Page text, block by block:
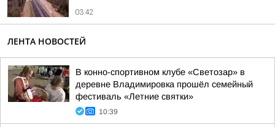
03:42
ЛЕНТА НОВОСТЕЙ
В конно-спортивном клубе «Светозар» в
деревне Владимировка прошёл семейный
фестиваль «Летние святки»
10:39